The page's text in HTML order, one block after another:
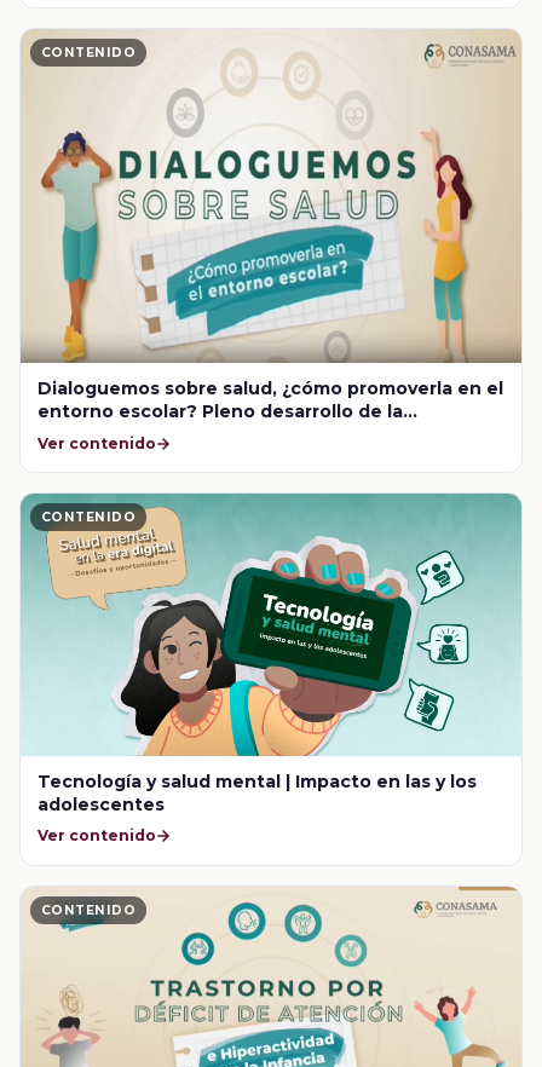
CONTENIDO
Dialoguemos sobre salud, ¿cómo promoverla en el
entorno escolar? Pleno desarrollo de la
adolescencia
Ver contenido
CONTENIDO
Tecnología y salud mental | Impacto en las y los
adolescentes
Ver contenido
CONTENIDO